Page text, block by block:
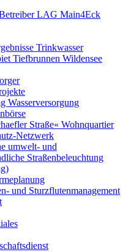
LAG Main4Eck
Trinkwasser
Tiefbrunnen Wildensee
Wasserversorgung
Straße« Wohnquartier
Netzwerk
umwelt- und
Straßenbeleuchtung
und Sturzflutenmanagement